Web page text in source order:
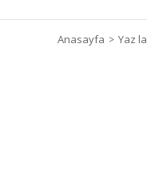
Anasayfa Yaz